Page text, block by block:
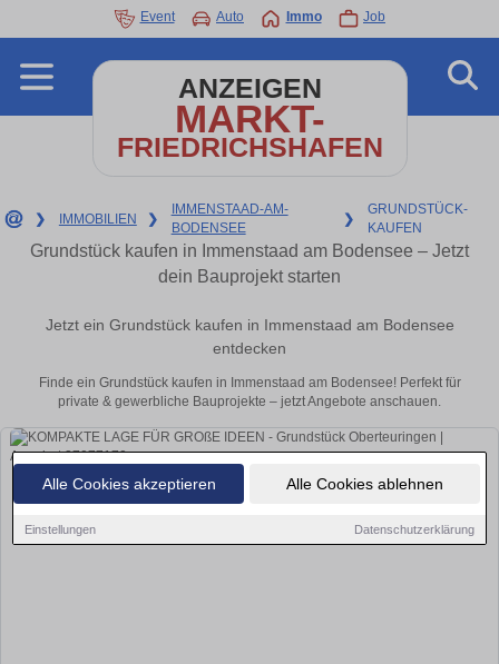
Alle Cookies akzeptieren Alle Cookies ablehnen
Einstellungen Datenschutzerklärung
Event Auto Immo Job
ANZEIGEN
MARKT-
FRIEDRICHSHAFEN
❯ IMMOBILIEN ❯
IMMENSTAAD-AM-
BODENSEE
❯
GRUNDSTÜCK-
KAUFEN
Grundstück kaufen in Immenstaad am Bodensee – Jetzt
dein Bauprojekt starten
Jetzt ein Grundstück kaufen in Immenstaad am Bodensee
entdecken
Finde ein Grundstück kaufen in Immenstaad am Bodensee! Perfekt für
private & gewerbliche Bauprojekte – jetzt Angebote anschauen.